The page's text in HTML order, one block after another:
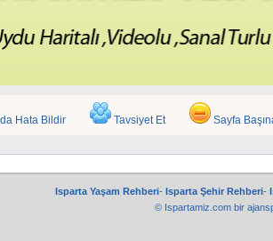
Hata Bildir Tavsiyet Et Sayfa
Isparta Yaşam Rehberi- Isparta Şehir Rehberi-
© Ispartamiz.com bir